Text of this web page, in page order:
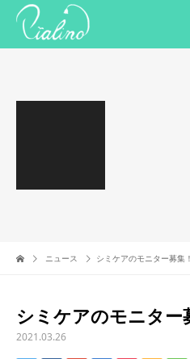
ニュース シミケアのモニター募集
シミケアのモニター
2021.03.26